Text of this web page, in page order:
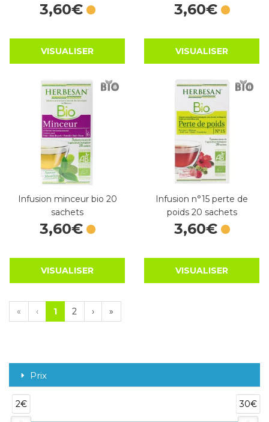
3,60€
VISUALISER
3,60€
VISUALISER
Infusion minceur bio 20
sachets
3,60€
VISUALISER
Infusion n°15 perte de
poids 20 sachets
3,60€
VISUALISER
« ‹ 1 2 › »
Prix
2€ 30€